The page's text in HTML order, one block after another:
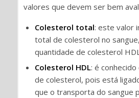
valores que devem ser bem
Colesterol total: este valor
total de colesterol no
quantidade de colesterol
Colesterol HDL: é conhecido
de colesterol, pois está
que o transporta do sangue